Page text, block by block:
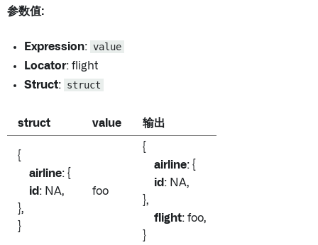
参数值:
Expression: value
Locator: flight
Struct: struct
struct value 输出
{
airline: {
id : NA,
},
}
foo
{
airline: {
id : NA,
},
flight: foo,
}